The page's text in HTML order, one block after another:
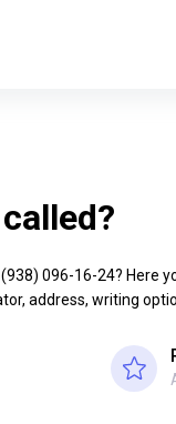
096-16-24? Here
address, writing